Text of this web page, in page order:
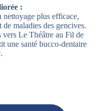
:
nettoyage plus efficace,
maladies des gencives.
Le Théâtre au Fil de
une santé bucco-dentaire